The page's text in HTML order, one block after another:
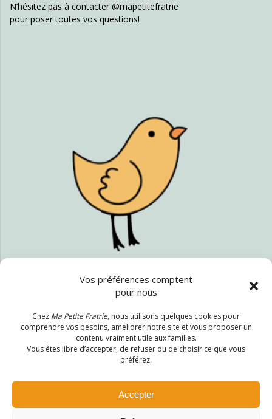
Vos préférences comptent
pour nous
Chez Ma Petite Fratrie, nous utilisons quelques cookies pour
comprendre vos besoins, améliorer notre site et vous proposer un
contenu vraiment utile aux familles.
Vous êtes libre d’accepter, de refuser ou de choisir ce que vous
préférez.
Accepter
N’hésitez pas à contacter @mapetitefratrie
pour poser toutes vos questions!
Politique de confidentialité
CGV
Mentions légales